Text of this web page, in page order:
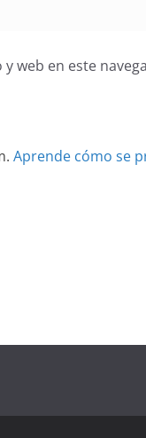
web en este
Aprende cómo se